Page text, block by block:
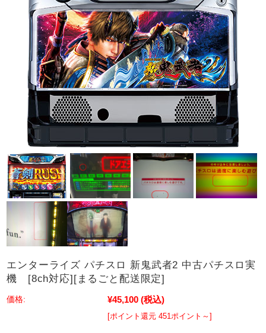
エンターライズ パチスロ 新鬼武者2 中古パチスロ実
機 [8ch対応][まるごと配送限定]
価格: ¥45,100 (税込)
[ポイント還元 451ポイント～]